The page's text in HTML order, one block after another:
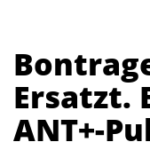
Ersatzt.
ANT+-